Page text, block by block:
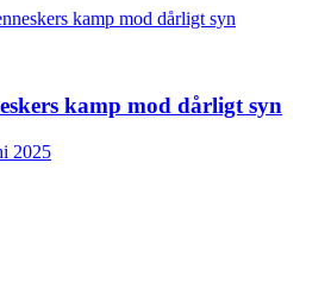
kamp mod dårligt syn
2025